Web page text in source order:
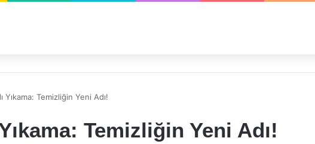
Yıkama: Temizliğin Yeni Adı!
Temizliğin Yeni Adı!